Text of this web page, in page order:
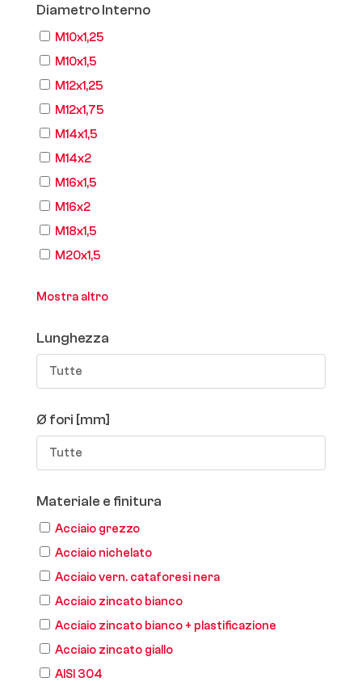
Diametro Interno
M10x1,25
M10x1,5
M12x1,25
M12x1,75
M14x1,5
M14x2
M16x1,5
M16x2
M18x1,5
M20x1,5
Mostra altro
Lunghezza
Tutte
Ø fori [mm]
Tutte
Materiale e finitura
Acciaio grezzo
Acciaio nichelato
Acciaio vern. cataforesi nera
Acciaio zincato bianco
Acciaio zincato bianco + plastificazione
Acciaio zincato giallo
AISI 304